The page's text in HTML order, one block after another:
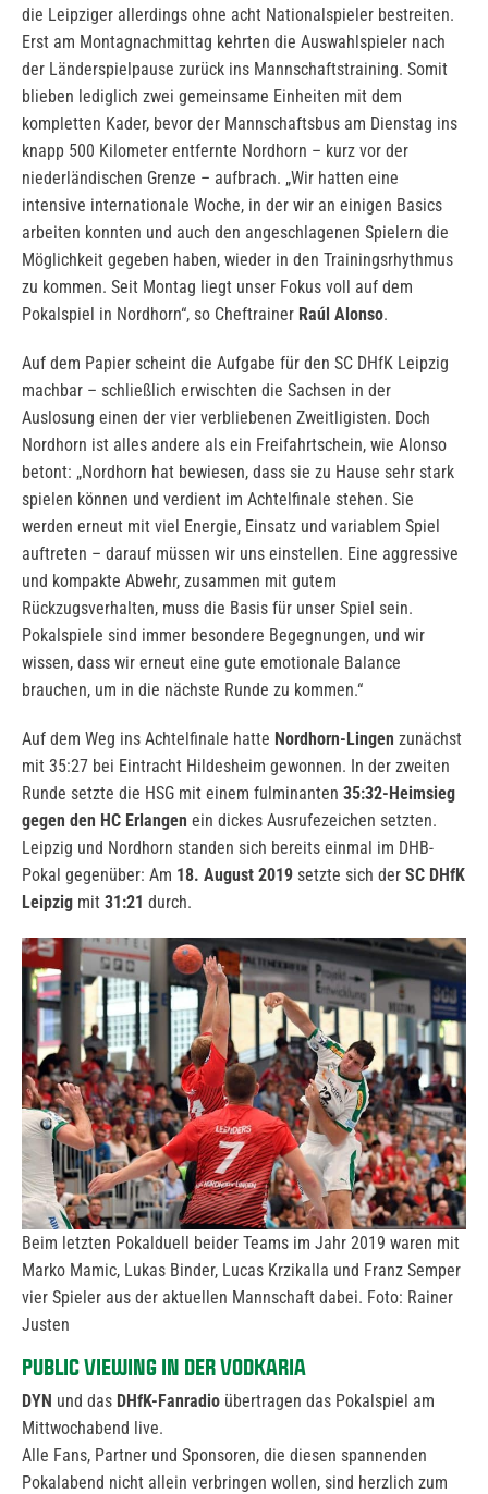
die Leipziger allerdings ohne acht Nationalspieler bestreiten.
Erst am Montagnachmittag kehrten die Auswahlspieler nach
der Länderspielpause zurück ins Mannschaftstraining. Somit
blieben lediglich zwei gemeinsame Einheiten mit dem
kompletten Kader, bevor der Mannschaftsbus am Dienstag ins
knapp 500 Kilometer entfernte Nordhorn – kurz vor der
niederländischen Grenze – aufbrach. „Wir hatten eine
intensive internationale Woche, in der wir an einigen Basics
arbeiten konnten und auch den angeschlagenen Spielern die
Möglichkeit gegeben haben, wieder in den Trainingsrhythmus
zu kommen. Seit Montag liegt unser Fokus voll auf dem
Pokalspiel in Nordhorn“, so Cheftrainer Raúl Alonso.
Auf dem Papier scheint die Aufgabe für den SC DHfK Leipzig
machbar – schließlich erwischten die Sachsen in der
Auslosung einen der vier verbliebenen Zweitligisten. Doch
Nordhorn ist alles andere als ein Freifahrtschein, wie Alonso
betont: „Nordhorn hat bewiesen, dass sie zu Hause sehr stark
spielen können und verdient im Achtelfinale stehen. Sie
werden erneut mit viel Energie, Einsatz und variablem Spiel
auftreten – darauf müssen wir uns einstellen. Eine aggressive
und kompakte Abwehr, zusammen mit gutem
Rückzugsverhalten, muss die Basis für unser Spiel sein.
Pokalspiele sind immer besondere Begegnungen, und wir
wissen, dass wir erneut eine gute emotionale Balance
brauchen, um in die nächste Runde zu kommen.“
Auf dem Weg ins Achtelfinale hatte Nordhorn-Lingen zunächst
mit 35:27 bei Eintracht Hildesheim gewonnen. In der zweiten
Runde setzte die HSG mit einem fulminanten 35:32-Heimsieg
gegen den HC Erlangen ein dickes Ausrufezeichen setzten.
Leipzig und Nordhorn standen sich bereits einmal im DHB-
Pokal gegenüber: Am 18. August 2019 setzte sich der SC DHfK
Leipzig mit 31:21 durch.
Beim letzten Pokalduell beider Teams im Jahr 2019 waren mit
Marko Mamic, Lukas Binder, Lucas Krzikalla und Franz Semper
vier Spieler aus der aktuellen Mannschaft dabei. Foto: Rainer
Justen
PUBLIC VIEWING IN DER VODKARIA
DYN und das DHfK-Fanradio übertragen das Pokalspiel am
Mittwochabend live.
Alle Fans, Partner und Sponsoren, die diesen spannenden
Pokalabend nicht allein verbringen wollen, sind herzlich zum